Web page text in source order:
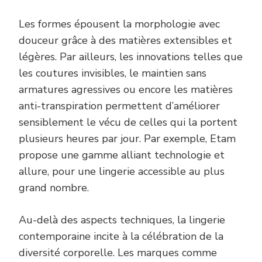
Les formes épousent la morphologie avec
douceur grâce à des matières extensibles et
légères. Par ailleurs, les innovations telles que
les coutures invisibles, le maintien sans
armatures agressives ou encore les matières
anti-transpiration permettent d’améliorer
sensiblement le vécu de celles qui la portent
plusieurs heures par jour. Par exemple, Etam
propose une gamme alliant technologie et
allure, pour une lingerie accessible au plus
grand nombre.
Au-delà des aspects techniques, la lingerie
contemporaine incite à la célébration de la
diversité corporelle. Les marques comme